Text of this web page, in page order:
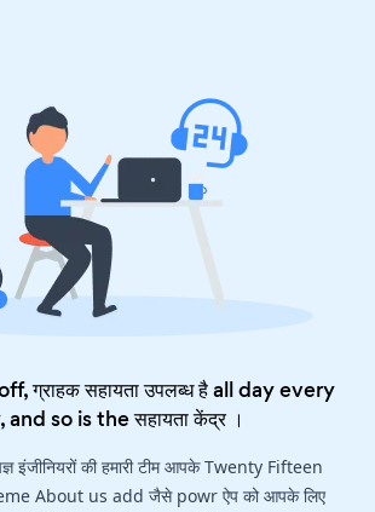
ग्राहक सहायता उपलब्ध है all day every
and so is theसहायता केंद्र।
इंजीनियरों की हमारी टीम आपके Twenty Fifteen
About us add जैसे powr ऐप को आपके लिए